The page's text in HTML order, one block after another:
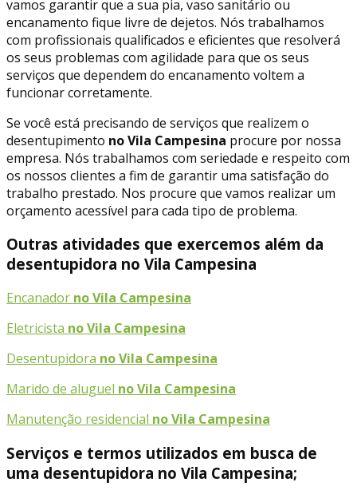
vamos garantir que a sua pia, vaso sanitário ou
encanamento fique livre de dejetos. Nós trabalhamos
com profissionais qualificados e eficientes que resolverá
os seus problemas com agilidade para que os seus
serviços que dependem do encanamento voltem a
funcionar corretamente.
Se você está precisando de serviços que realizem o
desentupimento no Vila Campesina procure por nossa
empresa. Nós trabalhamos com seriedade e respeito com
os nossos clientes a fim de garantir uma satisfação do
trabalho prestado. Nos procure que vamos realizar um
orçamento acessível para cada tipo de problema.
Outras atividades que exercemos além da
desentupidora no Vila Campesina
Encanador no Vila Campesina
Eletricista no Vila Campesina
Desentupidora no Vila Campesina
Marido de aluguel no Vila Campesina
Manutenção residencial no Vila Campesina
Serviços e termos utilizados em busca de
uma desentupidora no Vila Campesina;